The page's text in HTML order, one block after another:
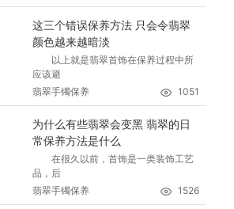
这三个错误保养方法 只会令翡翠
颜色越来越暗淡
以上就是翡翠首饰在保养过程中所
应该避
翡翠手镯保养
1051
为什么有些翡翠会变黑 翡翠的日
常保养方法是什么
在很久以前，首饰是一类装饰工艺
品，后
翡翠手镯保养
1526